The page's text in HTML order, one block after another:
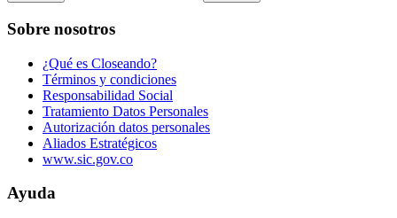
Sobre nosotros
¿Qué es Closeando?
Términos y condiciones
Responsabilidad Social
Tratamiento Datos Personales
Autorización datos personales
Aliados Estratégicos
www.sic.gov.co
Ayuda